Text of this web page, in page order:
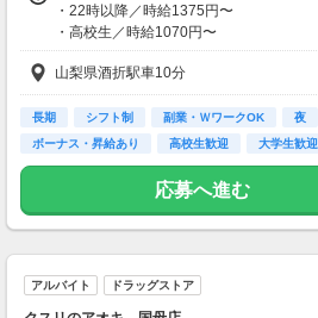
・22時以降／時給1375円〜
・高校生／時給1070円〜
・研修／給与変動なし
〜月収例〜
◆学校と両立！学生さん
(( 平日18:00〜21:00 ))
時給1100円×3h×月12日
時給1150円×5h×月 4日
⇒月収62,600円
(( 平日18:00〜21:00 ))
(( 土日12:00〜21:00 ))
山梨県酒折駅車10分
長期 シフト制 副業・ＷワークOK 夜
ボーナス・昇給あり
高校生歓迎 大学生歓迎
応募へ進む
アルバイト ドラッグストア